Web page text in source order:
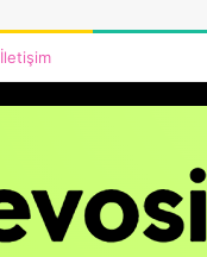
İletişim